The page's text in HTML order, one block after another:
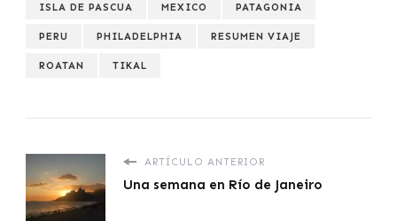
ISLA DE PASCUA MEXICO PATAGONIA
PERU PHILADELPHIA RESUMEN VIAJE
ROATAN TIKAL
ARTÍCULO ANTERIOR
Una semana en Río de Janeiro